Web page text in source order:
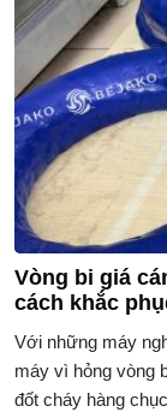
Vòng bi giá
cách khắc
Với những máy
máy vì hỏng vòng
đốt cháy hàng